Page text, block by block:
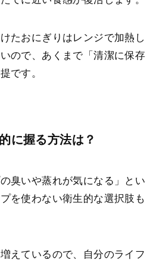
たおにぎりはレンジで加熱し
ので、あくまで「清潔に保存
です。
に握る方法は？
臭いや蒸れが気になる」とい
を使わない衛生的な選択肢も
えているので、自分のライフ